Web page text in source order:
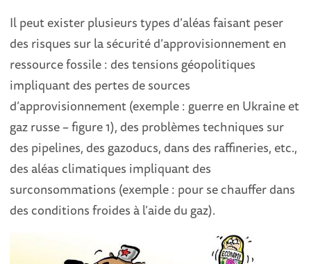
Il peut exister plusieurs types d’aléas faisant peser
des risques sur la sécurité d’approvisionnement en
ressource fossile : des tensions géopolitiques
impliquant des pertes de sources
d’approvisionnement (exemple : guerre en Ukraine et
gaz russe – figure 1), des problèmes techniques sur
des pipelines, des gazoducs, dans des raffineries, etc.,
des aléas climatiques impliquant des
surconsommations (exemple : pour se chauffer dans
des conditions froides à l’aide du gaz).